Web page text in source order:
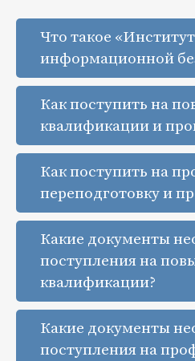
Что такое «Институт
информационной
Как поступить на
квалификации и
Как поступить на
переподготовку и
Какие документы
поступления на
квалификации?
Какие документы
поступления на